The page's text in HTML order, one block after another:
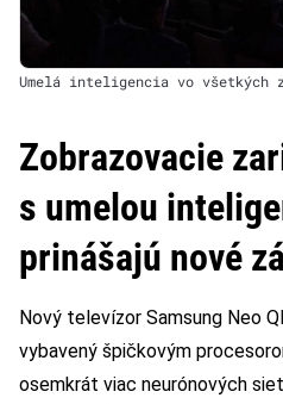
Umelá inteligencia vo všetkých
Zobrazovacie
s umelou
prinášajú nové
Nový televízor Samsung Neo
vybavený špičkovým
osemkrát viac neurónových